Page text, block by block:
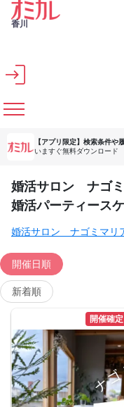
メインコンテンツへスキップ
香川
【アプリ限定】 検索条件や
いますぐ無料ダウンロード
婚活サロン ナゴミ
婚活パーティース
婚活サロン ナゴミマリ
開催日順
新着順
開催確定